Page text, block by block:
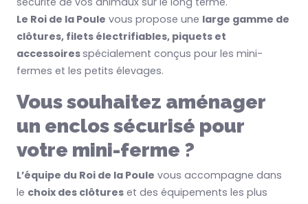
Le Roi de la Poule vous propose une large gamme de
clôtures, filets électrifiables, piquets et
accessoiresspécialement conçus pour les mini-
fermes et les petits élevages.
Vous souhaitez aménager
un enclos sécurisé pour
votre mini-ferme ?
L’équipe du Roi de la Poule vous accompagne dans
le choix des clôtures et des équipements les plus